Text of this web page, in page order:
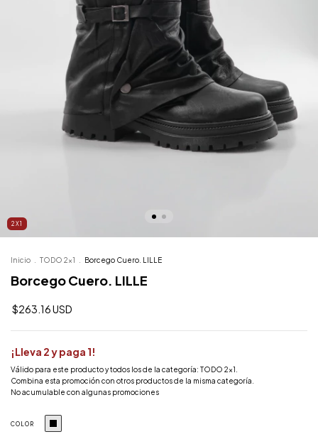
2X1
Inicio TODO 2x1 Borcego Cuero. LILLE
Borcego Cuero. LILLE
$263.16 USD
¡Lleva 2 y paga 1!
Válido para este producto y todos los de la categoría: TODO 2x1.
Combina esta promoción con otros productos de la misma categoría.
No acumulable con algunas promociones
COLOR